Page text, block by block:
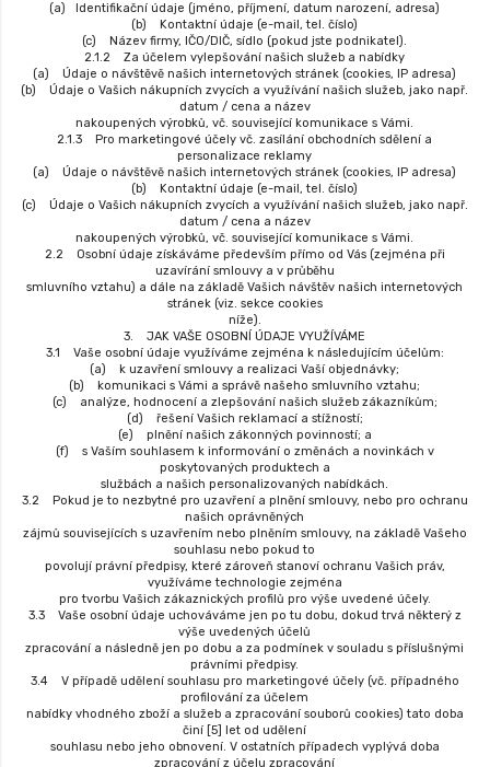
(a) Identifikační údaje (jméno, příjmení, datum narození, adresa)
(b) Kontaktní údaje (e-mail, tel. číslo)
(c) Název firmy, IČO/DIČ, sídlo (pokud jste podnikatel).
2.1.2 Za účelem vylepšování našich služeb a nabídky
(a) Údaje o návštěvě našich internetových stránek (cookies, IP adresa)
(b) Údaje o Vašich nákupních zvycích a využívání našich služeb, jako např.
datum / cena a název
nakoupených výrobků, vč. související komunikace s Vámi.
2.1.3 Pro marketingové účely vč. zasílání obchodních sdělení a
personalizace reklamy
(a) Údaje o návštěvě našich internetových stránek (cookies, IP adresa)
(b) Kontaktní údaje (e-mail, tel. číslo)
(c) Údaje o Vašich nákupních zvycích a využívání našich služeb, jako např.
datum / cena a název
nakoupených výrobků, vč. související komunikace s Vámi.
2.2 Osobní údaje získáváme především přímo od Vás (zejména při
uzavírání smlouvy a v průběhu
smluvního vztahu) a dále na základě Vašich návštěv našich internetových
stránek (viz. sekce cookies
níže).
3. JAK VAŠE OSOBNÍ ÚDAJE VYUŽÍVÁME
3.1 Vaše osobní údaje využíváme zejména k následujícím účelům:
(a) k uzavření smlouvy a realizaci Vaší objednávky;
(b) komunikaci s Vámi a správě našeho smluvního vztahu;
(c) analýze, hodnocení a zlepšování našich služeb zákazníkům;
(d) řešení Vašich reklamací a stížností;
(e) plnění našich zákonných povinností; a
(f) s Vaším souhlasem k informování o změnách a novinkách v
poskytovaných produktech a
službách a našich personalizovaných nabídkách.
3.2 Pokud je to nezbytné pro uzavření a plnění smlouvy, nebo pro ochranu
našich oprávněných
zájmů souvisejících s uzavřením nebo plněním smlouvy, na základě Vašeho
souhlasu nebo pokud to
povolují právní předpisy, které zároveň stanoví ochranu Vašich práv,
využíváme technologie zejména
pro tvorbu Vašich zákaznických profilů pro výše uvedené účely.
3.3 Vaše osobní údaje uchováváme jen po tu dobu, dokud trvá některý z
výše uvedených účelů
zpracování a následně jen po dobu a za podmínek v souladu s příslušnými
právními předpisy.
3.4 V případě udělení souhlasu pro marketingové účely (vč. případného
profilování za účelem
nabídky vhodného zboží a služeb a zpracování souborů cookies) tato doba
činí [5] let od udělení
souhlasu nebo jeho obnovení. V ostatních případech vyplývá doba
zpracování z účelu zpracování